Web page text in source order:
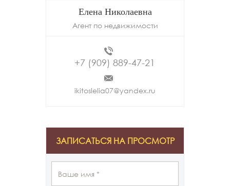
Елена Николаевна
Агент по недвижимости
+7 (909) 889-47-21
ikitoslelia07@yandex.ru
ЗАПИСАТЬСЯ НА ПРОСМОТР